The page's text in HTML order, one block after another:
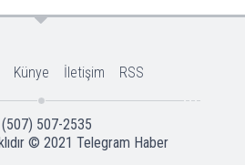
Künye İletişim RSS
507-2535
© 2021 Telegram Haber